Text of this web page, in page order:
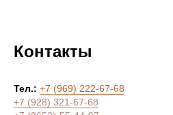
Контакты
Тел.: +7 (969) 222-67-68
+7 (928) 321-67-68